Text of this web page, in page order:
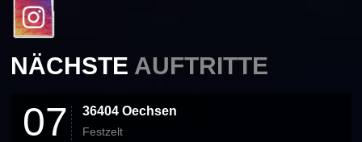
NÄCHSTE AUFTRITTE
07 36404 Oechsen
Festzelt